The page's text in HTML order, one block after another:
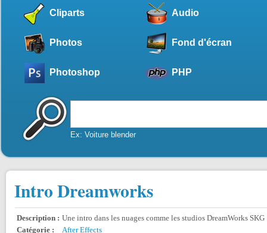
Cliparts Audio
Photos Fond d'écran
Photoshop PHP
Ex: Voiture blender
Intro Dreamworks
Description : Une intro dans les nuages comme les studios DreamWorks SKG
Catégorie :
After Effects